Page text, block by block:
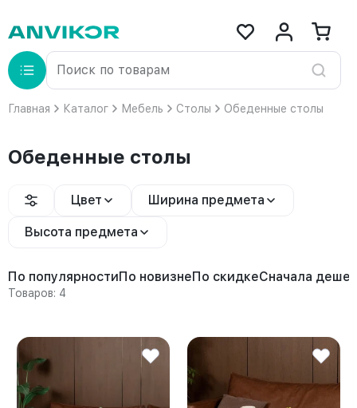
Главная Каталог Мебель Столы Обеденные столы
Обеденные столы
Цвет Ширина предмета
Высота предмета
По популярностиПо новизнеПо скидкеСначала
Товаров: 4